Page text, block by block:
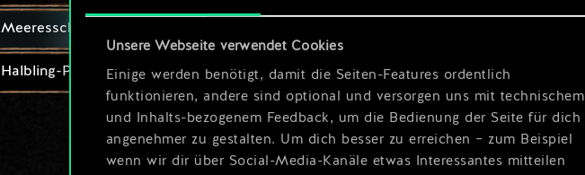
Unsere Webseite verwendet Cookies
Einige werden benötigt, damit die Seiten-Features ordentlich
funktionieren, andere sind optional und versorgen uns mit technischem
und Inhalts-bezogenem Feedback, um die Bedienung der Seite für dich
angenehmer zu gestalten. Um dich besser zu erreichen – zum Beispiel
wenn wir dir über Social-Media-Kanäle etwas Interessantes mitteilen
Meeresschakal
Halbling-Panzerknacker x2